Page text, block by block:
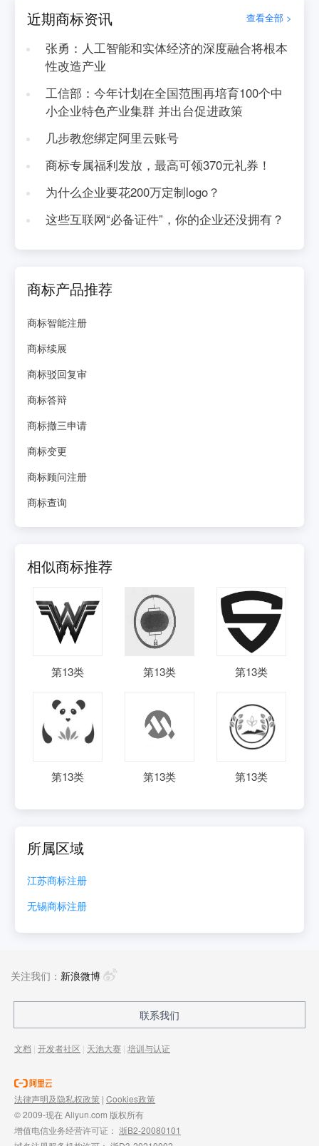
近期商标资讯 查看全部 >
张勇：人工智能和实体经济的深度融合将根本
性改造产业
工信部：今年计划在全国范围再培育100个中
小企业特色产业集群 并出台促进政策
几步教您绑定阿里云账号
商标专属福利发放，最高可领370元礼券！
为什么企业要花200万定制logo？
这些互联网“必备证件”，你的企业还没拥有？
商标产品推荐
商标智能注册
商标续展
商标驳回复审
商标答辩
商标撤三申请
商标变更
商标顾问注册
商标查询
相似商标推荐
第13类 第13类 第13类
第13类 第13类 第13类
所属区域
江苏商标注册
无锡商标注册